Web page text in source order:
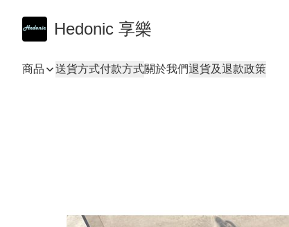
Hedonic 享樂
商品 送貨方式付款方式關於我們退貨及退款政策